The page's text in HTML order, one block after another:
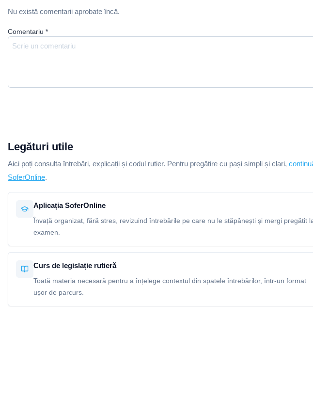
Nu există comentarii aprobate încă.
Comentariu *
Legături utile
Aici poți consulta întrebări, explicații și codul rutier. Pentru pregătire cu pași simpli și clari,
SoferOnline.
Aplicația SoferOnline
Învață organizat, fără stres, revizuind întrebările pe care nu le stăpânești și mergi pregătit
examen.
Curs de legislație rutieră
Toată materia necesară pentru a înțelege contextul din spatele întrebărilor, într-un format
ușor de parcurs.